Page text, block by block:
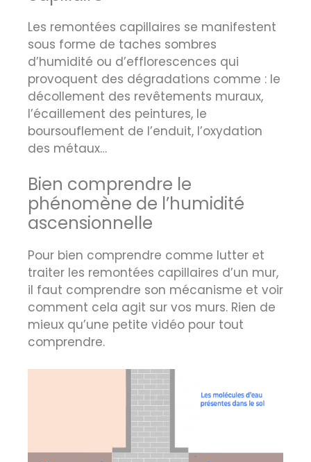
Les remontées capillaires se manifestent
sous forme de taches sombres
d’humidité ou d’efflorescences qui
provoquent des dégradations comme : le
décollement des revêtements muraux,
l’écaillement des peintures, le
boursouflement de l’enduit, l’oxydation
des métaux…
Bien comprendre le
phénomène de l’humidité
ascensionnelle
Pour bien comprendre comme lutter et
traiter les remontées capillaires d’un mur,
il faut comprendre son mécanisme et voir
comment cela agit sur vos murs. Rien de
mieux qu’une petite vidéo pour tout
comprendre.